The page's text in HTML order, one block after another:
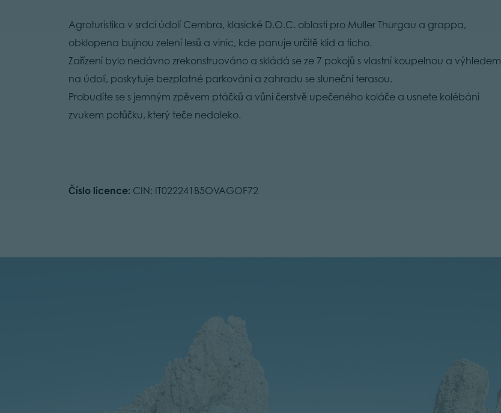
Agroturistika v srdci údolí Cembra, klasické D.O.C. oblasti pro Muller Thurgau a grappa,
obklopena bujnou zelení lesů a vinic, kde panuje určitě klid a ticho.
Zařízení bylo nedávno zrekonstruováno a skládá se ze 7 pokojů s vlastní koupelnou a výhledem
na údolí, poskytuje bezplatné parkování a zahradu se sluneční terasou.
Probudíte se s jemným zpěvem ptáčků a vůní čerstvě upečeného koláče a usnete kolébáni
zvukem potůčku, který teče nedaleko.
Číslo licence: CIN: IT022241B5OVAGOF72